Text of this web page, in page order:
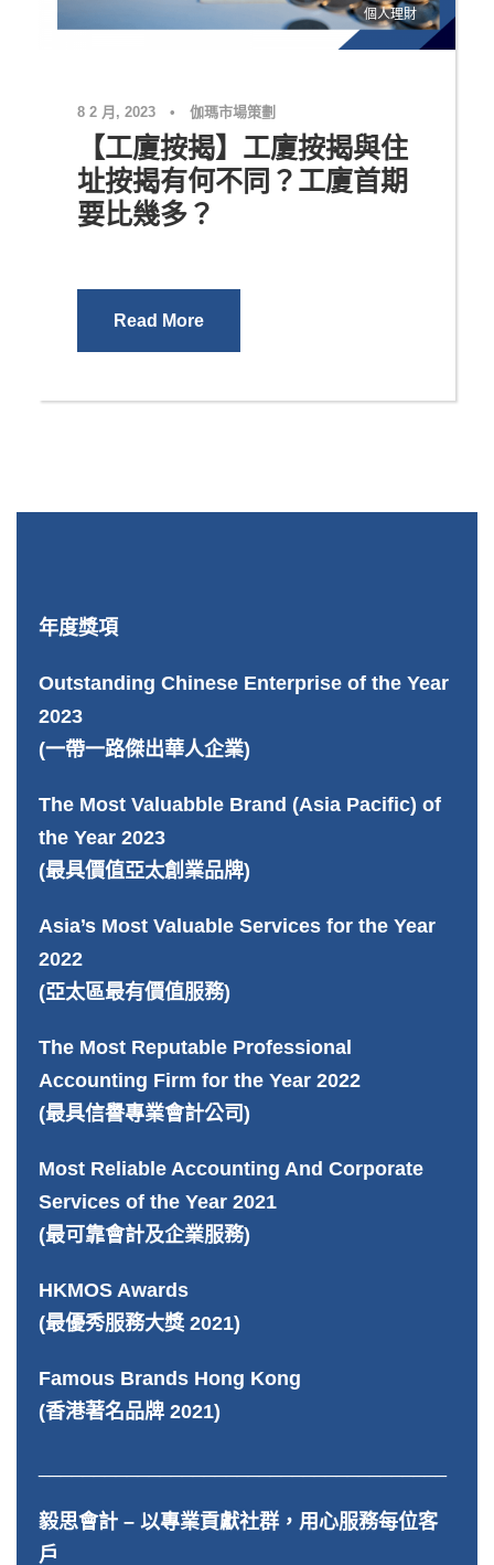
個人理財
8 2 月, 2023 • 伽瑪市場策劃
【工廈按揭】工廈按揭與住
址按揭有何不同？工廈首期
要比幾多？
Read More
年度獎項
Outstanding Chinese Enterprise of the Year
2023
(一帶一路傑出華人企業)
The Most Valuabble Brand (Asia Pacific) of
the Year 2023
(最具價值亞太創業品牌)
Asia’s Most Valuable Services for the Year
2022
(亞太區最有價值服務)
The Most Reputable Professional
Accounting Firm for the Year 2022
(最具信譽專業會計公司)
Most Reliable Accounting And Corporate
Services of the Year 2021
(最可靠會計及企業服務)
HKMOS Awards
(最優秀服務大獎 2021)
Famous Brands Hong Kong
(香港著名品牌 2021)
毅思會計 – 以專業貢獻社群，用心服務每位客
戶